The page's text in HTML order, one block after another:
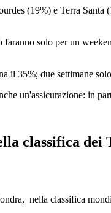
(19%) e Terra
solo per un
il 35%; due settimane
un'assicurazione: in
classifica dei
nella classifica